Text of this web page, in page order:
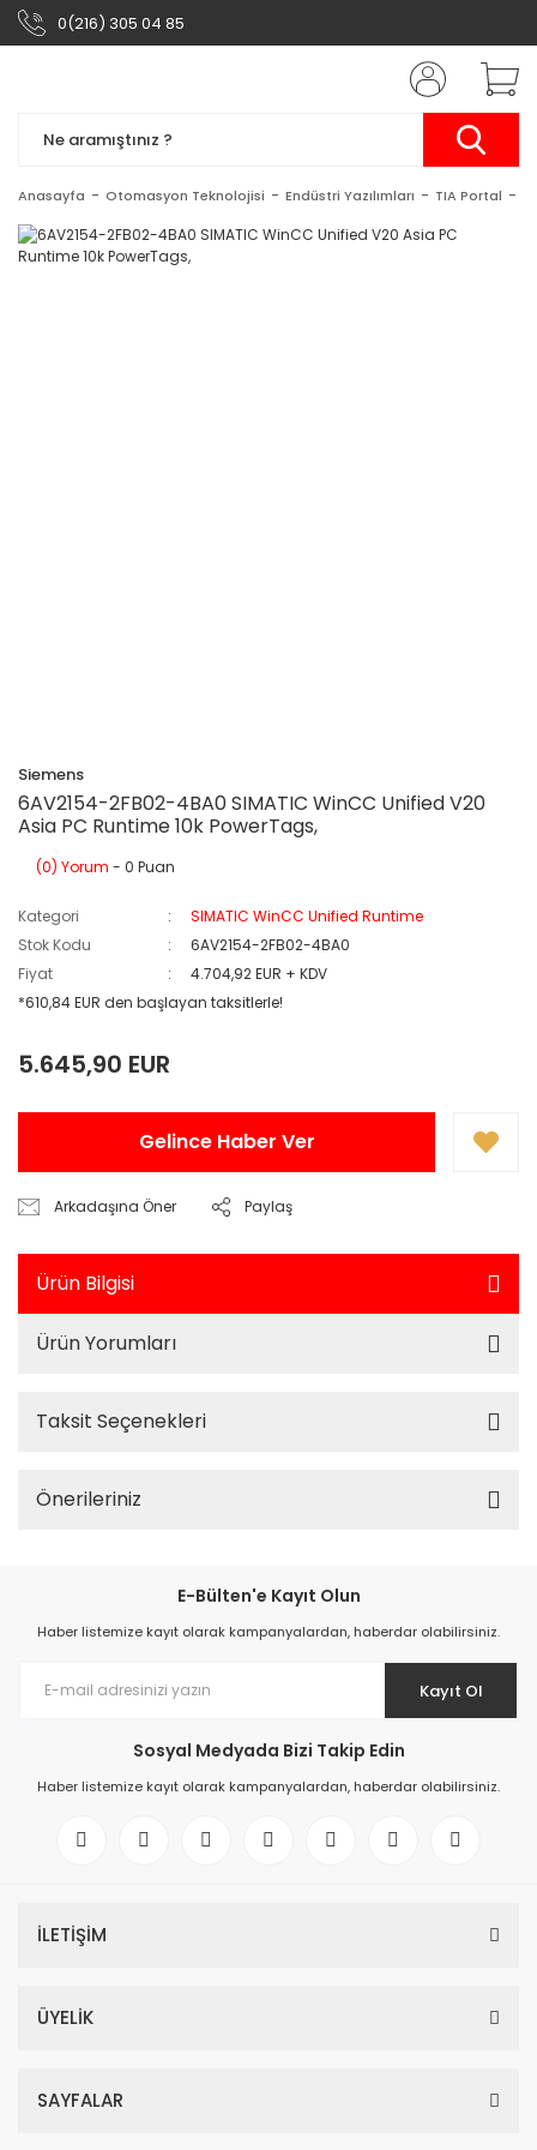
0(216) 305 04 85
Anasayfa Otomasyon Teknolojisi Endüstri Yazılımları TIA Portal
Siemens
6AV2154-2FB02-4BA0 SIMATIC WinCC Unified V20
Asia PC Runtime 10k PowerTags,
(0) Yorum - 0 Puan
Kategori
SIMATIC WinCC Unified Runtime
Stok Kodu
6AV2154-2FB02-4BA0
Fiyat
4.704,92 EUR + KDV
*610,84 EUR den başlayan taksitlerle!
5.645,90 EUR
Gelince Haber Ver
Arkadaşına Öner Paylaş
Ürün Bilgisi
Ürün Yorumları
Taksit Seçenekleri
Önerileriniz
E-Bülten'e Kayıt Olun
Haber listemize kayıt olarak kampanyalardan, haberdar olabilirsiniz.
Kayıt Ol
Sosyal Medyada Bizi Takip Edin
Haber listemize kayıt olarak kampanyalardan, haberdar olabilirsiniz.
İLETİŞİM
ÜYELİK
SAYFALAR